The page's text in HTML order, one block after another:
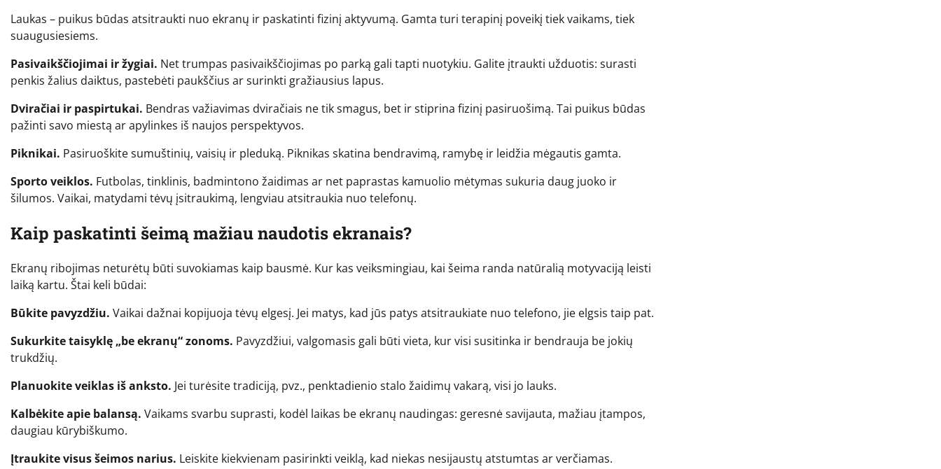
Laukas – puikus būdas atsitraukti nuo ekranų ir paskatinti fizinį aktyvumą. Gamta turi terapinį poveikį tiek vaikams, tiek
suaugusiesiems.
Pasivaikščiojimai ir žygiai. Net trumpas pasivaikščiojimas po parką gali tapti nuotykiu. Galite įtraukti užduotis: surasti
penkis žalius daiktus, pastebėti paukščius ar surinkti gražiausius lapus.
Dviračiai ir paspirtukai. Bendras važiavimas dviračiais ne tik smagus, bet ir stiprina fizinį pasiruošimą. Tai puikus būdas
pažinti savo miestą ar apylinkes iš naujos perspektyvos.
Piknikai. Pasiruoškite sumuštinių, vaisių ir pleduką. Piknikas skatina bendravimą, ramybę ir leidžia mėgautis gamta.
Sporto veiklos. Futbolas, tinklinis, badmintono žaidimas ar net paprastas kamuolio mėtymas sukuria daug juoko ir
šilumos. Vaikai, matydami tėvų įsitraukimą, lengviau atsitraukia nuo telefonų.
Kaip paskatinti šeimą mažiau naudotis ekranais?
Ekranų ribojimas neturėtų būti suvokiamas kaip bausmė. Kur kas veiksmingiau, kai šeima randa natūralią motyvaciją leisti
laiką kartu. Štai keli būdai:
Būkite pavyzdžiu. Vaikai dažnai kopijuoja tėvų elgesį. Jei matys, kad jūs patys atsitraukiate nuo telefono, jie elgsis taip pat.
Sukurkite taisyklę „be ekranų“ zonoms. Pavyzdžiui, valgomasis gali būti vieta, kur visi susitinka ir bendrauja be jokių
trukdžių.
Planuokite veiklas iš anksto. Jei turėsite tradiciją, pvz., penktadienio stalo žaidimų vakarą, visi jo lauks.
Kalbėkite apie balansą. Vaikams svarbu suprasti, kodėl laikas be ekranų naudingas: geresnė savijauta, mažiau įtampos,
daugiau kūrybiškumo.
Įtraukite visus šeimos narius. Leiskite kiekvienam pasirinkti veiklą, kad niekas nesijaustų atstumtas ar verčiamas.